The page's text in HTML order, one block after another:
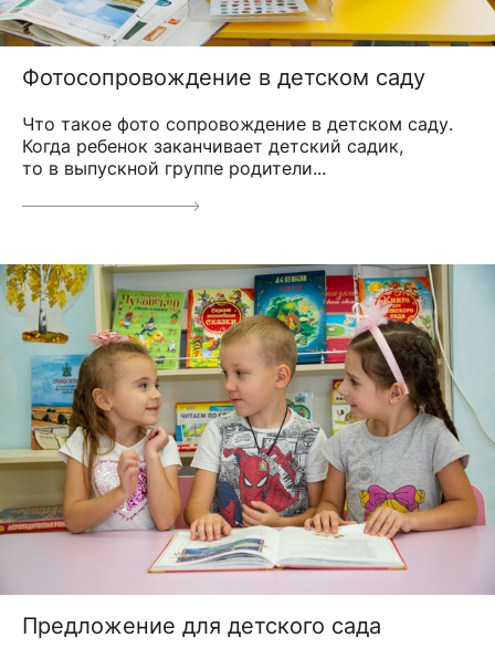
Фотосопровождение в детском саду
Что такое фото сопровождение в детском саду.
Когда ребенок заканчивает детский садик,
то в выпускной группе родители...
Предложение для детского сада